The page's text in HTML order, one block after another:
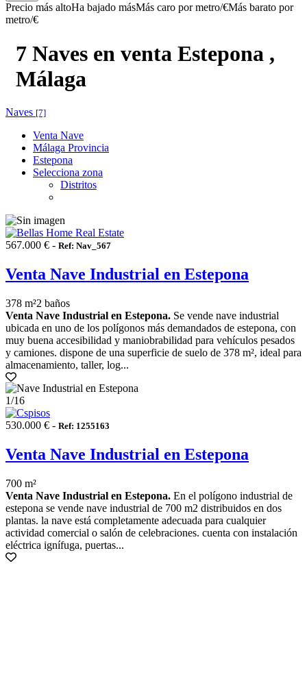
Precio más altoHa bajado másMás caro por metro/€Más barato por
metro/€
7 Naves en venta Estepona ,
Málaga
Naves [7]
Venta Nave
Málaga Provincia
Estepona
Selecciona zona
Distritos
567.000 € - Ref: Nav_567
Venta Nave Industrial en Estepona
378 m²2 baños
Venta Nave Industrial en Estepona. Se vende nave industrial
ubicada en uno de los polígonos más demandados de estepona, con
muy buena accesibilidad y maniobrabilidad para vehículos pesados
y camiones. dispone de una superficie de suelo de 378 m², ideal para
almacenamiento, taller, log...
1/16
530.000 € - Ref: 1255163
Venta Nave Industrial en Estepona
700 m²
Venta Nave Industrial en Estepona. En el polígono industrial de
estepona se vende nave industrial de 700 m2 distribuidos en dos
plantas. la nave está completamente adecuada para cualquier
actividad comercial o salón de celebraciones. cuenta con instalación
eléctrica ignífuga, puertas...